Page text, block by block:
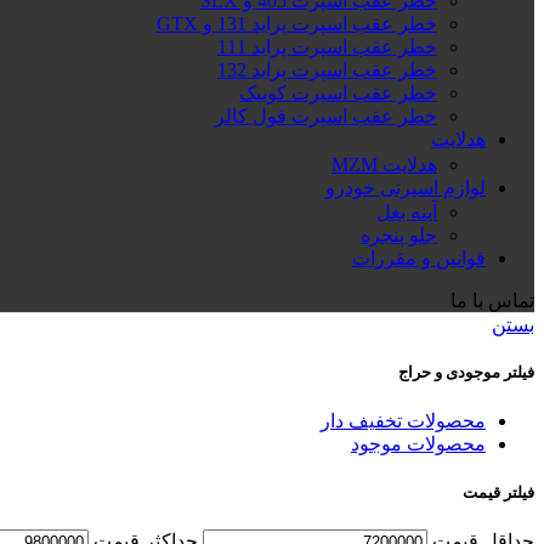
خطر عقب اسپرت پراید 131 و GTX
خطر عقب اسپرت پراید 111
خطر عقب اسپرت پراید 132
خطر عقب اسپرت کوییک
خطر عقب اسپرت فول کالر
هدلایت
هدلایت MZM
لوازم اسپرتی خودرو
آینه بغل
جلو پنجره
قوانین و مقررات
تماس با ما
بستن
فیلتر موجودی و حراج
محصولات تخفیف دار
محصولات موجود
فیلتر قیمت